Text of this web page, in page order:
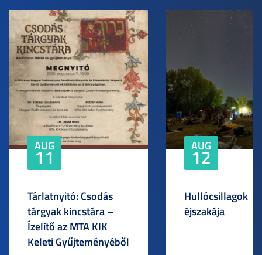
AUG
11
Tárlatnyitó: Csodás
tárgyak kincstára –
Ízelítő az MTA KIK
Keleti Gyűjteményéből
AUG
12
Hullócsillagok
éjszakája